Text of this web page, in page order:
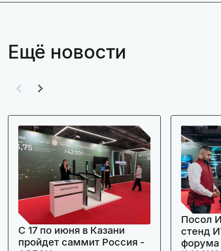
Ещё новости
C 17 по июня в Казани
пройдет саммит Россия -
Посол
стенд